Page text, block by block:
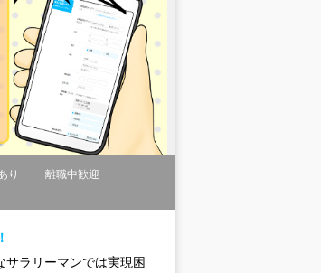
り
離職中歓迎
サラリーマンでは実現困